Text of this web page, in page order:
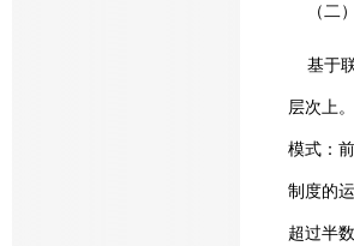
（二）
基于联
层次上
模式：
制度的
超过半